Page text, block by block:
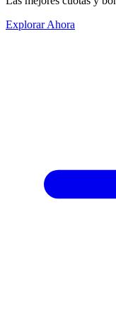
Explorar Ahora